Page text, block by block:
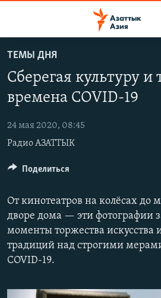
основному
содержанию
Вернутся
навигации
Вернутся
поиску
ЦЕНТРАЛЬНАЯ АЗИЯ
КАЗАХСТАН
УЗБЕКИСТАН
ТАДЖИКИСТАН
НОВОСТИ
ВОЙНА В УКРАИНЕ
НА ДРУГИХ ЯЗЫКАХ
ҚАЗАҚША
КЫРГЫЗЧА
ТОҶИКӢ
TÜRKMENÇE
Все сайты РСЕ/РС
ТЕМЫ ДНЯ
Сберегая культуру и
времена COVID-19
24 мая 2020, 08:45
Радио АЗАТТЫК
От кинотеатров на колёсах до
дворе дома — эти фотографии
моменты торжества искусства
традиций над строгими
COVID-19.
Поделиться